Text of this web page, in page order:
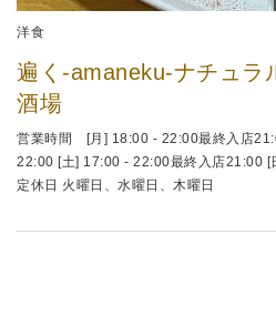
洋食
遍く-amaneku-ナチュラ
酒場
営業時間 [月] 18:00 - 22:00最終入店
22:00 [土] 17:00 - 22:00最終入店21:00
定休日 火曜日、水曜日、木曜日